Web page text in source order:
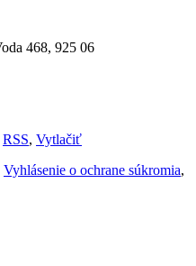
468, 925 06
RSS, Vytlačiť
Vyhlásenie o ochrane súkromia,